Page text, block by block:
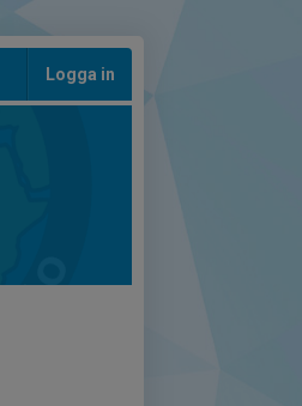
Logga in